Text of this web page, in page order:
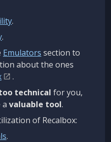
.
.
Emulators section to
about the ones
.
technical for you,
a valuable tool.
of Recalbox:
.